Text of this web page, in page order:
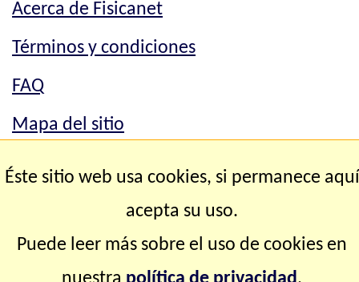
Acerca de Fisicanet
Términos y condiciones
FAQ
Mapa del sitio
Mapa del sitio
Éste sitio web usa cookies, si permanece aquí
acepta su uso.
Puede leer más sobre el uso de cookies en